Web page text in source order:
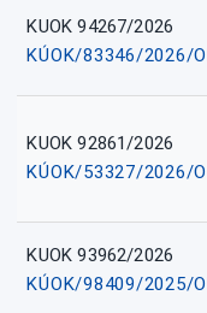
KUOK 94267/2026
KÚOK/83346/2026/
KUOK 92861/2026
KÚOK/53327/2026/
KUOK 93962/2026
KÚOK/98409/2025/